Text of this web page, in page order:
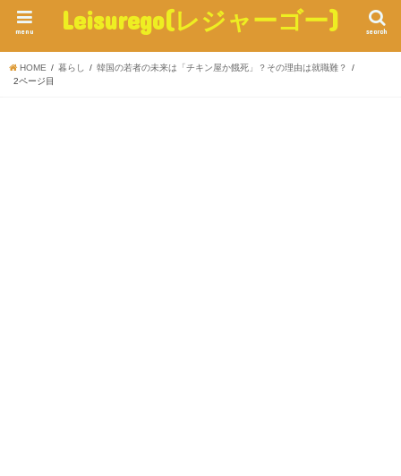
Leisurego(レジャーゴー) search
menu
HOME 暮らし
韓国の若者の未来は「チキン屋か餓死」？その理由は就職難？
2ページ目